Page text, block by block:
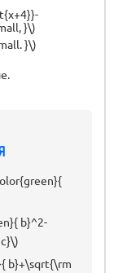
}\)
}\)
b}^2-
b}+\sqrt{\rm